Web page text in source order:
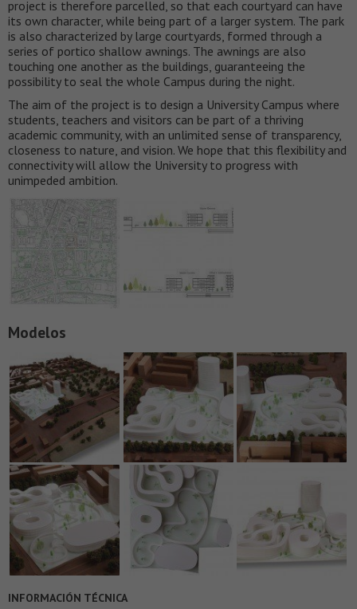
project is therefore parcelled, so that each courtyard can have
its own character, while being part of a larger system. The park
is also characterized by large courtyards, formed through a
series of portico shallow awnings. The awnings are also
touching one another as the buildings, guaranteeing the
possibility to seal the whole Campus during the night.
The aim of the project is to design a University Campus where
students, teachers and visitors can be part of a thriving
academic community, with an unlimited sense of transparency,
closeness to nature, and vision. We hope that this flexibility and
connectivity will allow the University to progress with
unimpeded ambition.
Modelos
INFORMACIÓN TÉCNICA